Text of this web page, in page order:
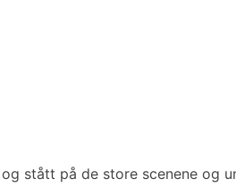
stått på de store scenene og